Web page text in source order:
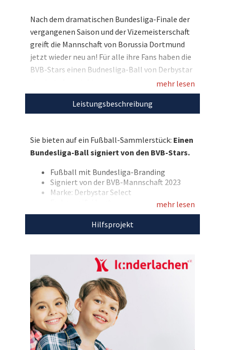
Nach dem dramatischen Bundesliga-Finale der
vergangenen Saison und der Vizemeisterschaft
greift die Mannschaft von Borussia Dortmund
jetzt wieder neu an! Für alle ihre Fans haben die
BVB-Stars einen Budnesliga-Ball von Derbystar
Kinderlachen e.V. versteigern dürfen. Bieten Sie
mit und sichern Sie sich dieses Fußball-
Entdecken Sie bei uns auch
Zweck!
mehr lesen
Leistungsbeschreibung
Sie bieten auf ein Fußball-Sammlerstück: Einen
Bundesliga-Ball signiert von den BVB-Stars.
Fußball mit Bundesliga-Branding
Signiert von der BVB-Mannschaft 2023
Marke: Derbystar Select
Den Erlös dieser Auktion leiten wir direkt, ohne
Abzug von Kosten, anKinderlachen e.V.weiter.
mehr lesen
Hilfsprojekt